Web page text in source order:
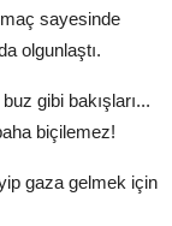
sayesinde
olgunlaştı.
gibi bakışları...
biçilemez!
gaza gelmek için